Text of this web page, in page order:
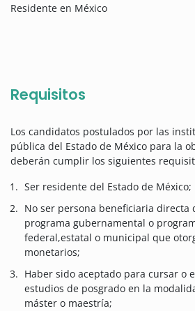
Residente en México
Requisitos
Los candidatos postulados por las
pública del Estado de México para la
deberán cumplir los siguientes
Ser residente del Estado de México;
No ser persona beneficiaria directa
programa gubernamental o
federal,estatal o municipal que
monetarios;
Haber sido aceptado para cursar o
estudios de posgrado en la
máster o maestría;